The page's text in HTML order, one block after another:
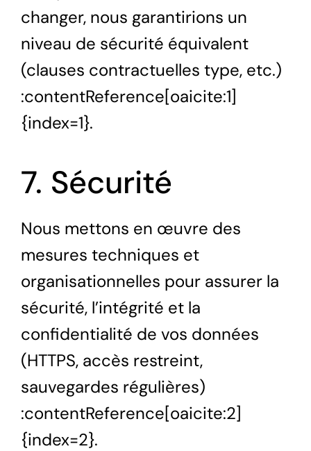
changer, nous garantirions un
niveau de sécurité équivalent
(clauses contractuelles type, etc.)
:contentReference[oaicite:1]
{index=1}.
7. Sécurité
Nous mettons en œuvre des
mesures techniques et
organisationnelles pour assurer la
sécurité, l’intégrité et la
confidentialité de vos données
(HTTPS, accès restreint,
sauvegardes régulières)
:contentReference[oaicite:2]
{index=2}.